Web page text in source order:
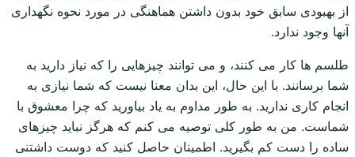
از بهبودی سابق خود بدون داشتن هماهنگی در مورد نحوه نگهداری
آنها وجود ندارد.
طلسم ها کار می کنند، و می توانند چیزهایی را که نیاز دارید به
شما برسانند. با این حال، این بدان معنا نیست که شما نیازی به
انجام کاری ندارید. به طور مداوم به یاد بیاورید که چرا معشوق با
شماست. من به طور کلی توصیه می کنم که هرگز نباید چیزهای
ساده را دست کم بگیرید. اطمینان حاصل کنید که دوست داشتنی